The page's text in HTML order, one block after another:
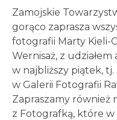
Zamojskie
gorąco zaprasza
fotografii Marty Kieli-
Wernisaż, z
w najbliższy piątek,
w Galerii Fotografii
Zapraszamy również
z Fotografką, które w